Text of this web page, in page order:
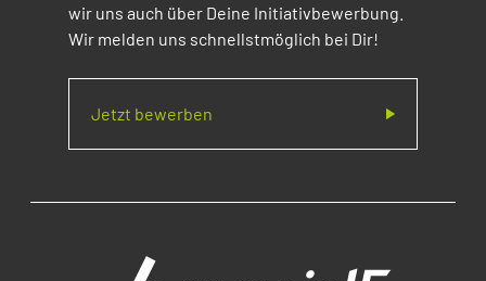
wir uns auch über Deine Initiativbewerbung.
Wir melden uns schnellstmöglich bei Dir!
Jetzt bewerben